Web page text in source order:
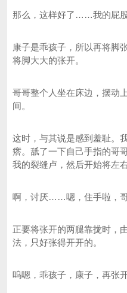
那么，这样好了……我的屁股
康子是乖孩子，所以再将
将脚大大的张开。
哥哥整个人坐在床边，摆动
间。
这时，与其说是感到羞耻。
瘩。舐了一下自己手指的哥
我的裂缝卢，然后开始将左
啊，讨厌……嗯，住手啦，
正要将张开的两腿靠拢时，
法，只好张得开开的。
呜嗯，乖孩子，康子，再张